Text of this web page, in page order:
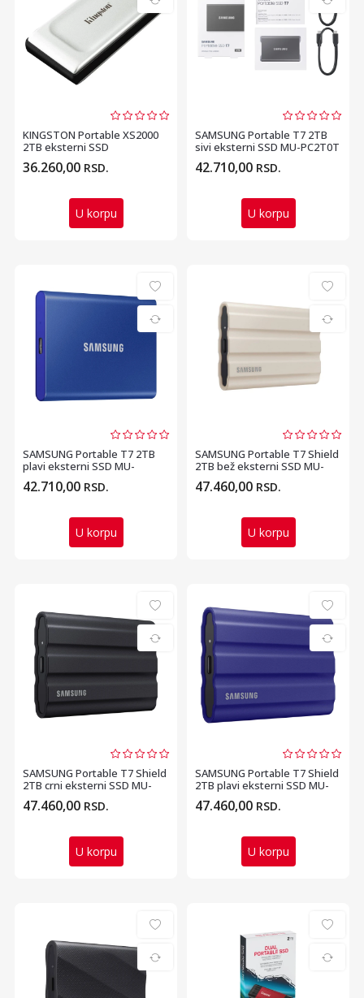
KINGSTON Portable XS2000
2TB eksterni SSD
SXS20002000G
36.260,00 RSD.
U korpu
SAMSUNG Portable T7 2TB
sivi eksterni SSD MU-PC2T0T
42.710,00 RSD.
U korpu
SAMSUNG Portable T7 2TB
plavi eksterni SSD MU-
PC2T0H
42.710,00 RSD.
U korpu
SAMSUNG Portable T7 Shield
2TB bež eksterni SSD MU-
PE2T0K
47.460,00 RSD.
U korpu
SAMSUNG Portable T7 Shield
2TB crni eksterni SSD MU-
PE2T0S
47.460,00 RSD.
U korpu
SAMSUNG Portable T7 Shield
2TB plavi eksterni SSD MU-
PE2T0R
47.460,00 RSD.
U korpu